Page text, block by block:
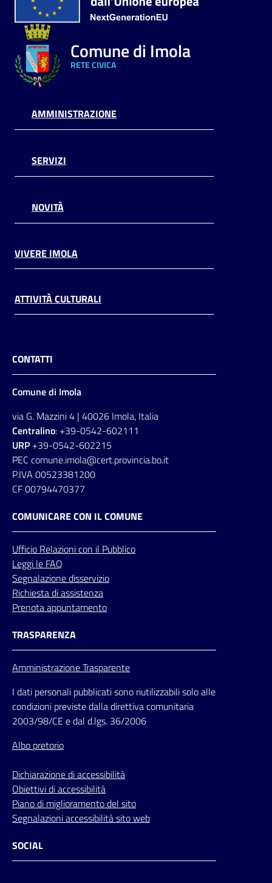
Comune di Imola
RETE CIVICA
AMMINISTRAZIONE
SERVIZI
NOVITÀ
VIVERE IMOLA
ATTIVITÀ CULTURALI
CONTATTI
Comune di Imola
via G. Mazzini 4 | 40026 Imola, Italia
Centralino: +39-0542-602111
URP +39-0542-602215
PEC comune.imola@cert.provincia.bo.it
P.IVA 00523381200
CF 00794470377
COMUNICARE CON IL COMUNE
Ufficio Relazionicon il Pubblico
Leggi le FAQ
Segnalazione disservizio
Richiesta di assistenza
Prenota appuntamento
TRASPARENZA
Amministrazione Trasparente
I dati personali pubblicati sono riutilizzabili solo alle
condizioni previste dalla direttiva comunitaria
2003/98/CE e dal d.lgs. 36/2006
Albo pretorio
Dichiarazione di accessibilità
Obiettivi di accessibilità
Piano di miglioramento del sito
Segnalazioni accessibilità sito web
SOCIAL